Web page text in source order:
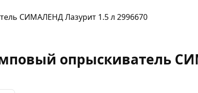
СИМАЛЕНД Лазурит 1.5 л 2996670
опрыскиватель